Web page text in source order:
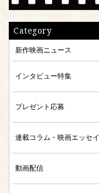
Category
新作映画ニュース
インタビュー特集
プレゼント応募
連載コラム・映画エッセイ
動画配信